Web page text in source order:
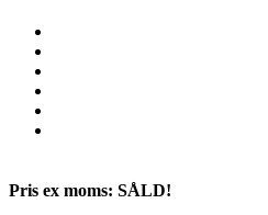
Pris ex moms: SÅLD!